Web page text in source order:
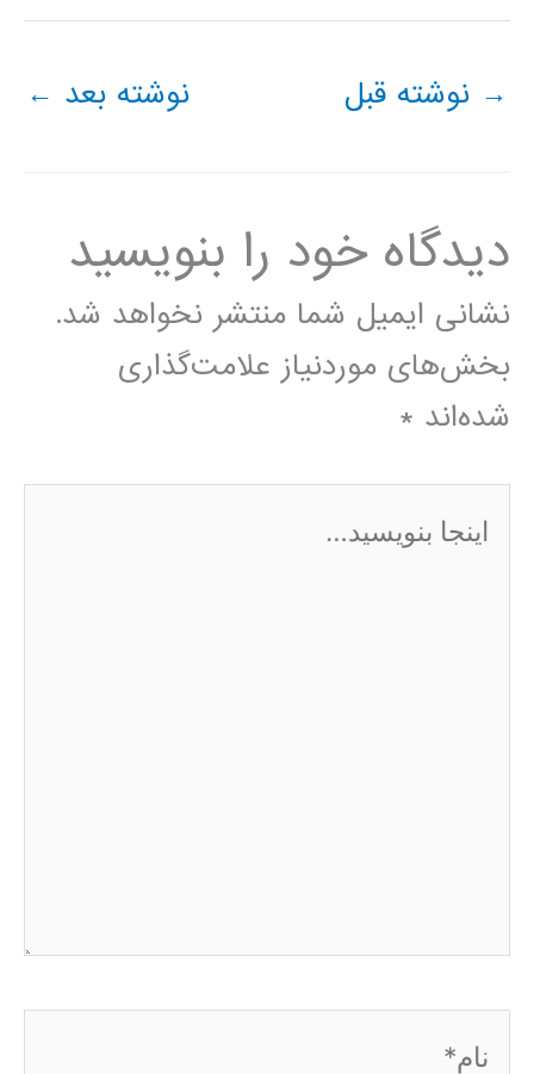
→ نوشته قبل نوشته بعد ←
دیدگاه‌ خود را بنویسید
نشانی ایمیل شما منتشر نخواهد شد.
بخش‌های موردنیاز علامت‌گذاری
شده‌اند *
اینجا
بنویسید…
نام*